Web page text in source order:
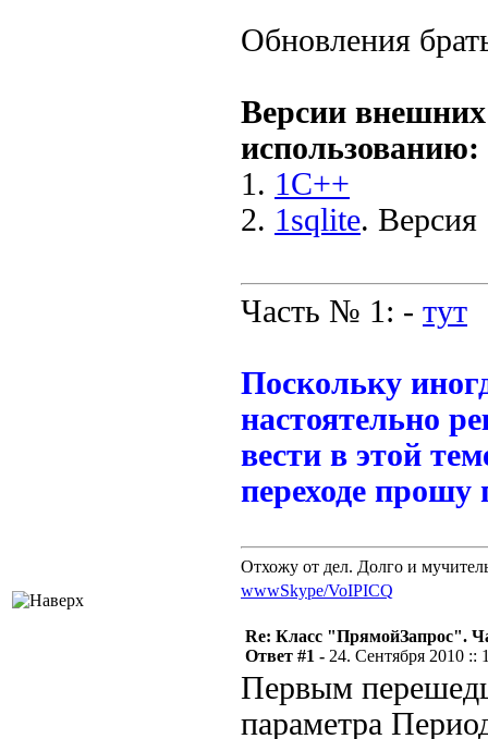
Обновления
Версии
использованию:
1. 1C++
2. 1sqlite.
Часть № 1: - тут
Поскольку
настоятельно
вести в этой
переходе прошу
Отхожу от дел. Долго и
wwwSkype/VoIPICQ
Re: Класс "ПрямойЗапрос".
Ответ #1 - 24. Сентября 2010 ::
Первым
параметра